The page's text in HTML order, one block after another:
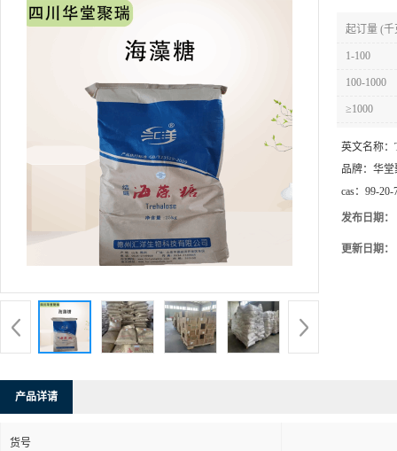
起订量 (千
1-100
100-1000
≥1000
英文名称：
品牌： 华堂
cas： 99-20-
发布日期：
更新日期：
产品详请
货号